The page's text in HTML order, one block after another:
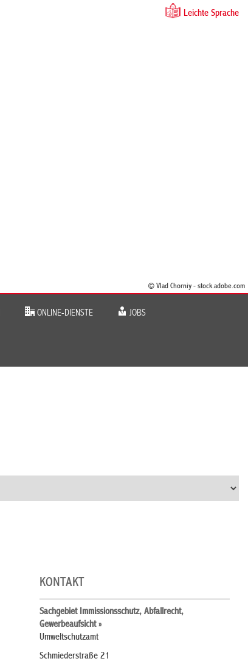
Leichte Sprache
© Vlad Chorniy - stock.adobe.com
ONLINE-DIENSTE JOBS
KONTAKT
Sachgebiet Immissionsschutz, Abfallrecht,
Gewerbeaufsicht »
Umweltschutzamt
Schmiederstraße 21